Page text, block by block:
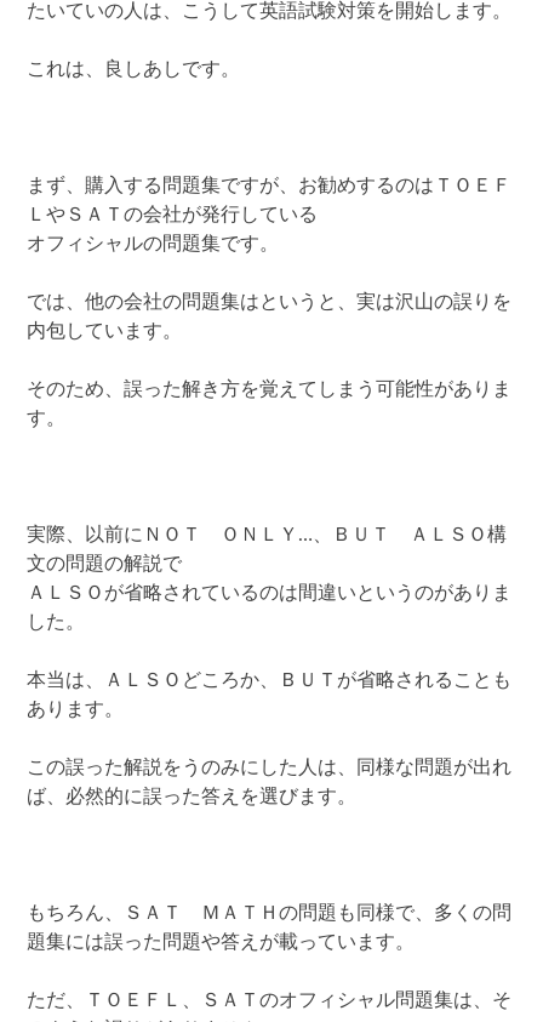
たいていの人は、こうして英語試験対策を開始します。
これは、良しあしです。
まず、購入する問題集ですが、お勧めするのはＴＯＥＦ
ＬやＳＡＴの会社が発行している
オフィシャルの問題集です。
では、他の会社の問題集はというと、実は沢山の誤りを
内包しています。
そのため、誤った解き方を覚えてしまう可能性がありま
す。
実際、以前にＮＯＴ ＯＮＬＹ…、ＢＵＴ ＡＬＳＯ構
文の問題の解説で
ＡＬＳＯが省略されているのは間違いというのがありま
した。
本当は、ＡＬＳＯどころか、ＢＵＴが省略されることも
あります。
この誤った解説をうのみにした人は、同様な問題が出れ
ば、必然的に誤った答えを選びます。
もちろん、ＳＡＴ ＭＡＴＨの問題も同様で、多くの問
題集には誤った問題や答えが載っています。
ただ、ＴＯＥＦＬ、ＳＡＴのオフィシャル問題集は、そ